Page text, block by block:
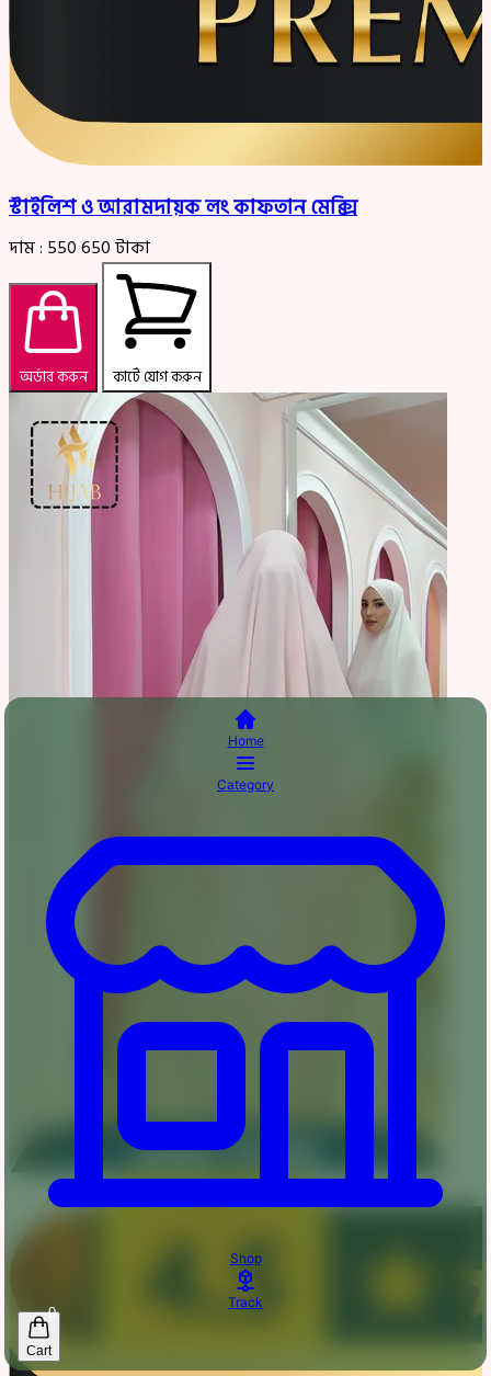
স্টাইলিশ ও আরামদায়ক লং কাফতান মেক্সি
দাম : 550650টাকা
অর্ডার করুন কার্টে যোগ করুন
Home
Category
Shop
Track
0
Cart